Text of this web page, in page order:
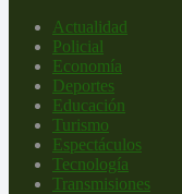
Actualidad
Policial
Economía
Deportes
Educación
Turismo
Espectáculos
Tecnología
Transmisiones